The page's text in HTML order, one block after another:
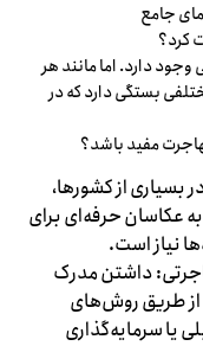
جامع
کرد؟
دارد. اما مانند هر
بستگی دارد که در
مفید باشد؟
بسیاری از کشورها،
عکاسان حرفه‌ای برای
نیاز است.
داشتن مدرک
از طریق روش‌های
یا سرمایه‌گذاری